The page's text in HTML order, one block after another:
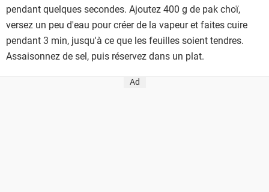
pendant quelques secondes. Ajoutez 400 g de pak choï,
versez un peu d'eau pour créer de la vapeur et faites cuire
pendant 3 min, jusqu'à ce que les feuilles soient tendres.
Assaisonnez de sel, puis réservez dans un plat.
Ad